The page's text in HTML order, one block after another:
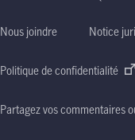
Nous joindre Notice
Politique de confidentialité
Partagez vos commentaires